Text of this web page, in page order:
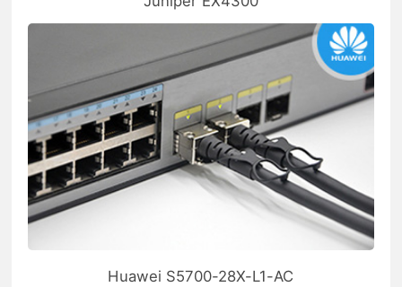
Huawei S5700-28X-L1-AC